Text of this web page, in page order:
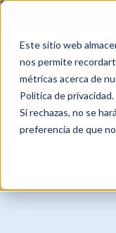
Este sitio web
nos permite
métricas acerca de
Política de privacidad.
Si rechazas, no se
preferencia de que